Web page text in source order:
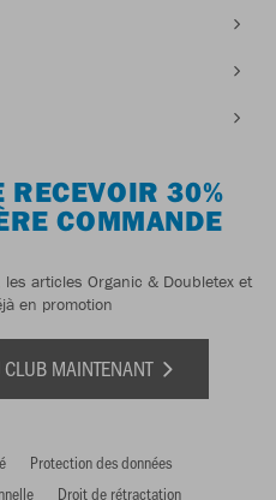
RECEVOIR 30%
COMMANDE
articles Organic & Doubletex et
en promotion
MAINTENANT
Protection des données
Droit de rétractation